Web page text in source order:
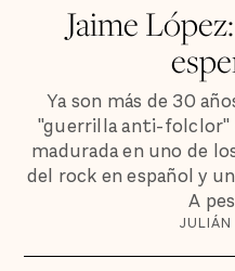
Jaime
Ya son más de 30
"guerrilla anti-folclor"
madurada en uno de
del rock en español y
A
JULIÁN